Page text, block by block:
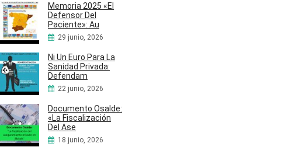
Memoria 2025 «El
Defensor Del
Paciente»: Au
29 junio, 2026
Ni Un Euro Para La
Sanidad Privada:
Defendam
22 junio, 2026
Documento Osalde:
«La Fiscalización
Del Ase
18 junio, 2026